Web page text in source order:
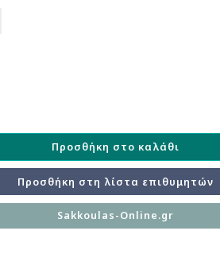
Προσθήκη στο καλάθι
Προσθήκη στη λίστα επιθυμητών
Sakkoulas-Online.gr